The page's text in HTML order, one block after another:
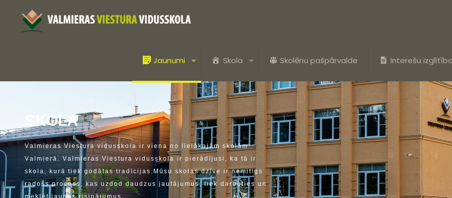
Jaunumi Skola Skolēnu pašpārvalde Interešu izglītība
KOLA
Valmieras Vi estura vi dusskola ir vi e na no i e ā kajām skolām
Va mi e rā . Va mie ras Vi estura vi d uss ko a i r pi e rād īj u si , ka tā i r
s ko a , ku rā ti e k g odātas tradīci j as . M ū su s ko las dzīve i r nemitīg s
rad ošs process, kas uzdod dau d zu s j au tāj u mus, liek d arboties u n
me k ēt j au nus risi nājumu s .